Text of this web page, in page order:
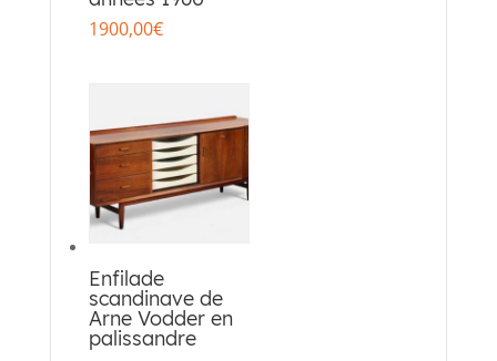
1900,00€
Enfilade
scandinave de
Arne Vodder en
palissandre